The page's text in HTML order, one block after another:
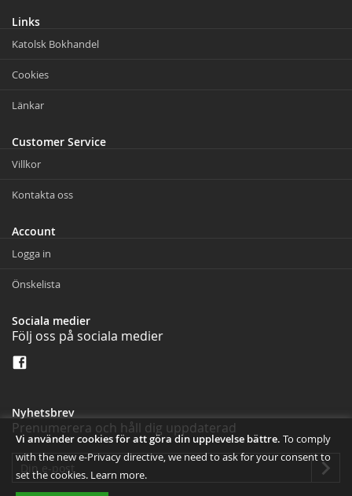
Vi använder cookies för att göra din upplevelse bättre. To comply
with the new e-Privacy directive, we need to ask for your consent to
set the cookies. Learn more.
Links
Katolsk Bokhandel
Cookies
Länkar
Customer Service
Villkor
Kontakta oss
Account
Logga in
Önskelista
Sociala medier
Följ oss på sociala medier
Nyhetsbrev
Prenumerera och håll dig uppdaterad